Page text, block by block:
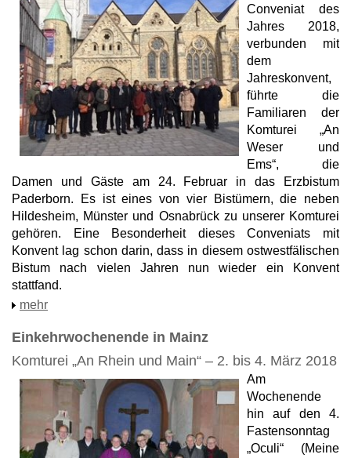
Conveniat des
Jahres 2018,
verbunden mit
dem
Jahreskonvent,
führte die
Familiaren der
Komturei „An
Weser und
Ems“, die
Damen und Gäste am 24. Februar in das Erzbistum
Paderborn. Es ist eines von vier Bistümern, die neben
Hildesheim, Münster und Osnabrück zu unserer Komturei
gehören. Eine Besonderheit dieses Conveniats mit
Konvent lag schon darin, dass in diesem ostwestfälischen
Bistum nach vielen Jahren nun wieder ein Konvent
stattfand.
mehr
Einkehrwochenende in Mainz
Komturei „An Rhein und Main“ – 2. bis 4. März 2018
Am
Wochenende
hin auf den 4.
Fastensonntag
„Oculi“ (Meine